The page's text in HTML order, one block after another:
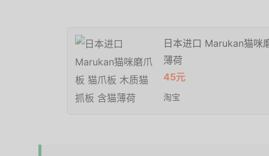
日本进口 Marukan猫咪
薄荷
45元
淘宝